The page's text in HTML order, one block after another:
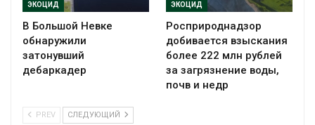
ЭКОЦИД
В Большой Невке
обнаружили
затонувший
дебаркадер
ЭКОЦИД
Росприроднадзор
добивается взыскания
более 222 млн рублей
за загрязнение воды,
почв и недр
PREV СЛЕДУЮЩИЙ